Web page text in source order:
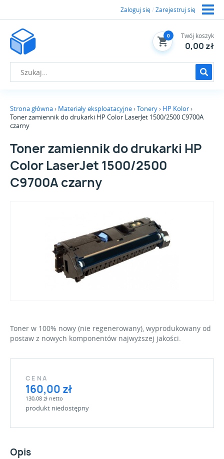
Zaloguj się /Zarejestruj się
0 Twój koszyk
0,00 zł
Strona główna Materiały eksploatacyjne Tonery
HP Kolor
Toner zamiennik do drukarki HP Color LaserJet 1500/2500 C9700A
czarny
Toner zamiennik do drukarki HP
Color LaserJet 1500/2500
C9700A czarny
Toner w 100% nowy (nie regenerowany), wyprodukowany od
postaw z nowych komponentów najwyższej jakości.
CENA
160,00 zł
130,08 zł netto
produkt niedostępny
Opis